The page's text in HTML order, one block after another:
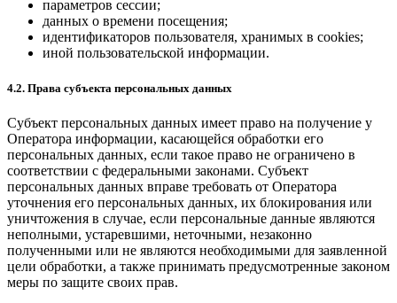
параметров сессии;
данных о времени посещения;
идентификаторов пользователя, хранимых в cookies;
иной пользовательской информации.
4.2. Права субъекта персональных данных
Субъект персональных данных имеет право на получение у
Оператора информации, касающейся обработки его
персональных данных, если такое право не ограничено в
соответствии с федеральными законами. Субъект
персональных данных вправе требовать от Оператора
уточнения его персональных данных, их блокирования или
уничтожения в случае, если персональные данные являются
неполными, устаревшими, неточными, незаконно
полученными или не являются необходимыми для заявленной
цели обработки, а также принимать предусмотренные законом
меры по защите своих прав.